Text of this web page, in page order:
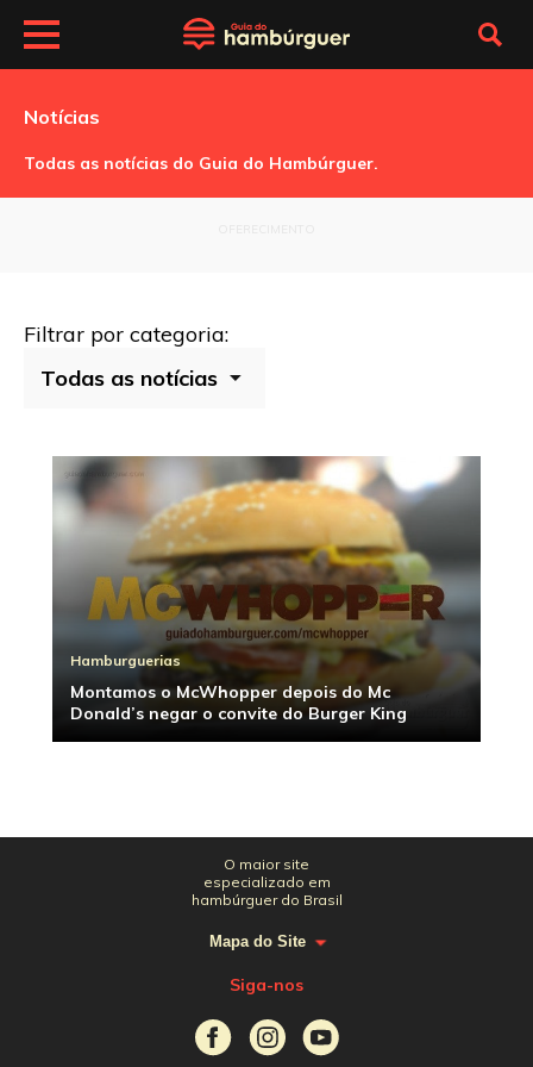
Notícias
Todas as notícias do Guia do Hambúrguer.
Filtrar por categoria:
Hamburguerias
Montamos o McWhopper depois do Mc
Donald’s negar o convite do Burger King
O maior site
especializado em
hambúrguer do Brasil
Mapa do Site
Siga-nos